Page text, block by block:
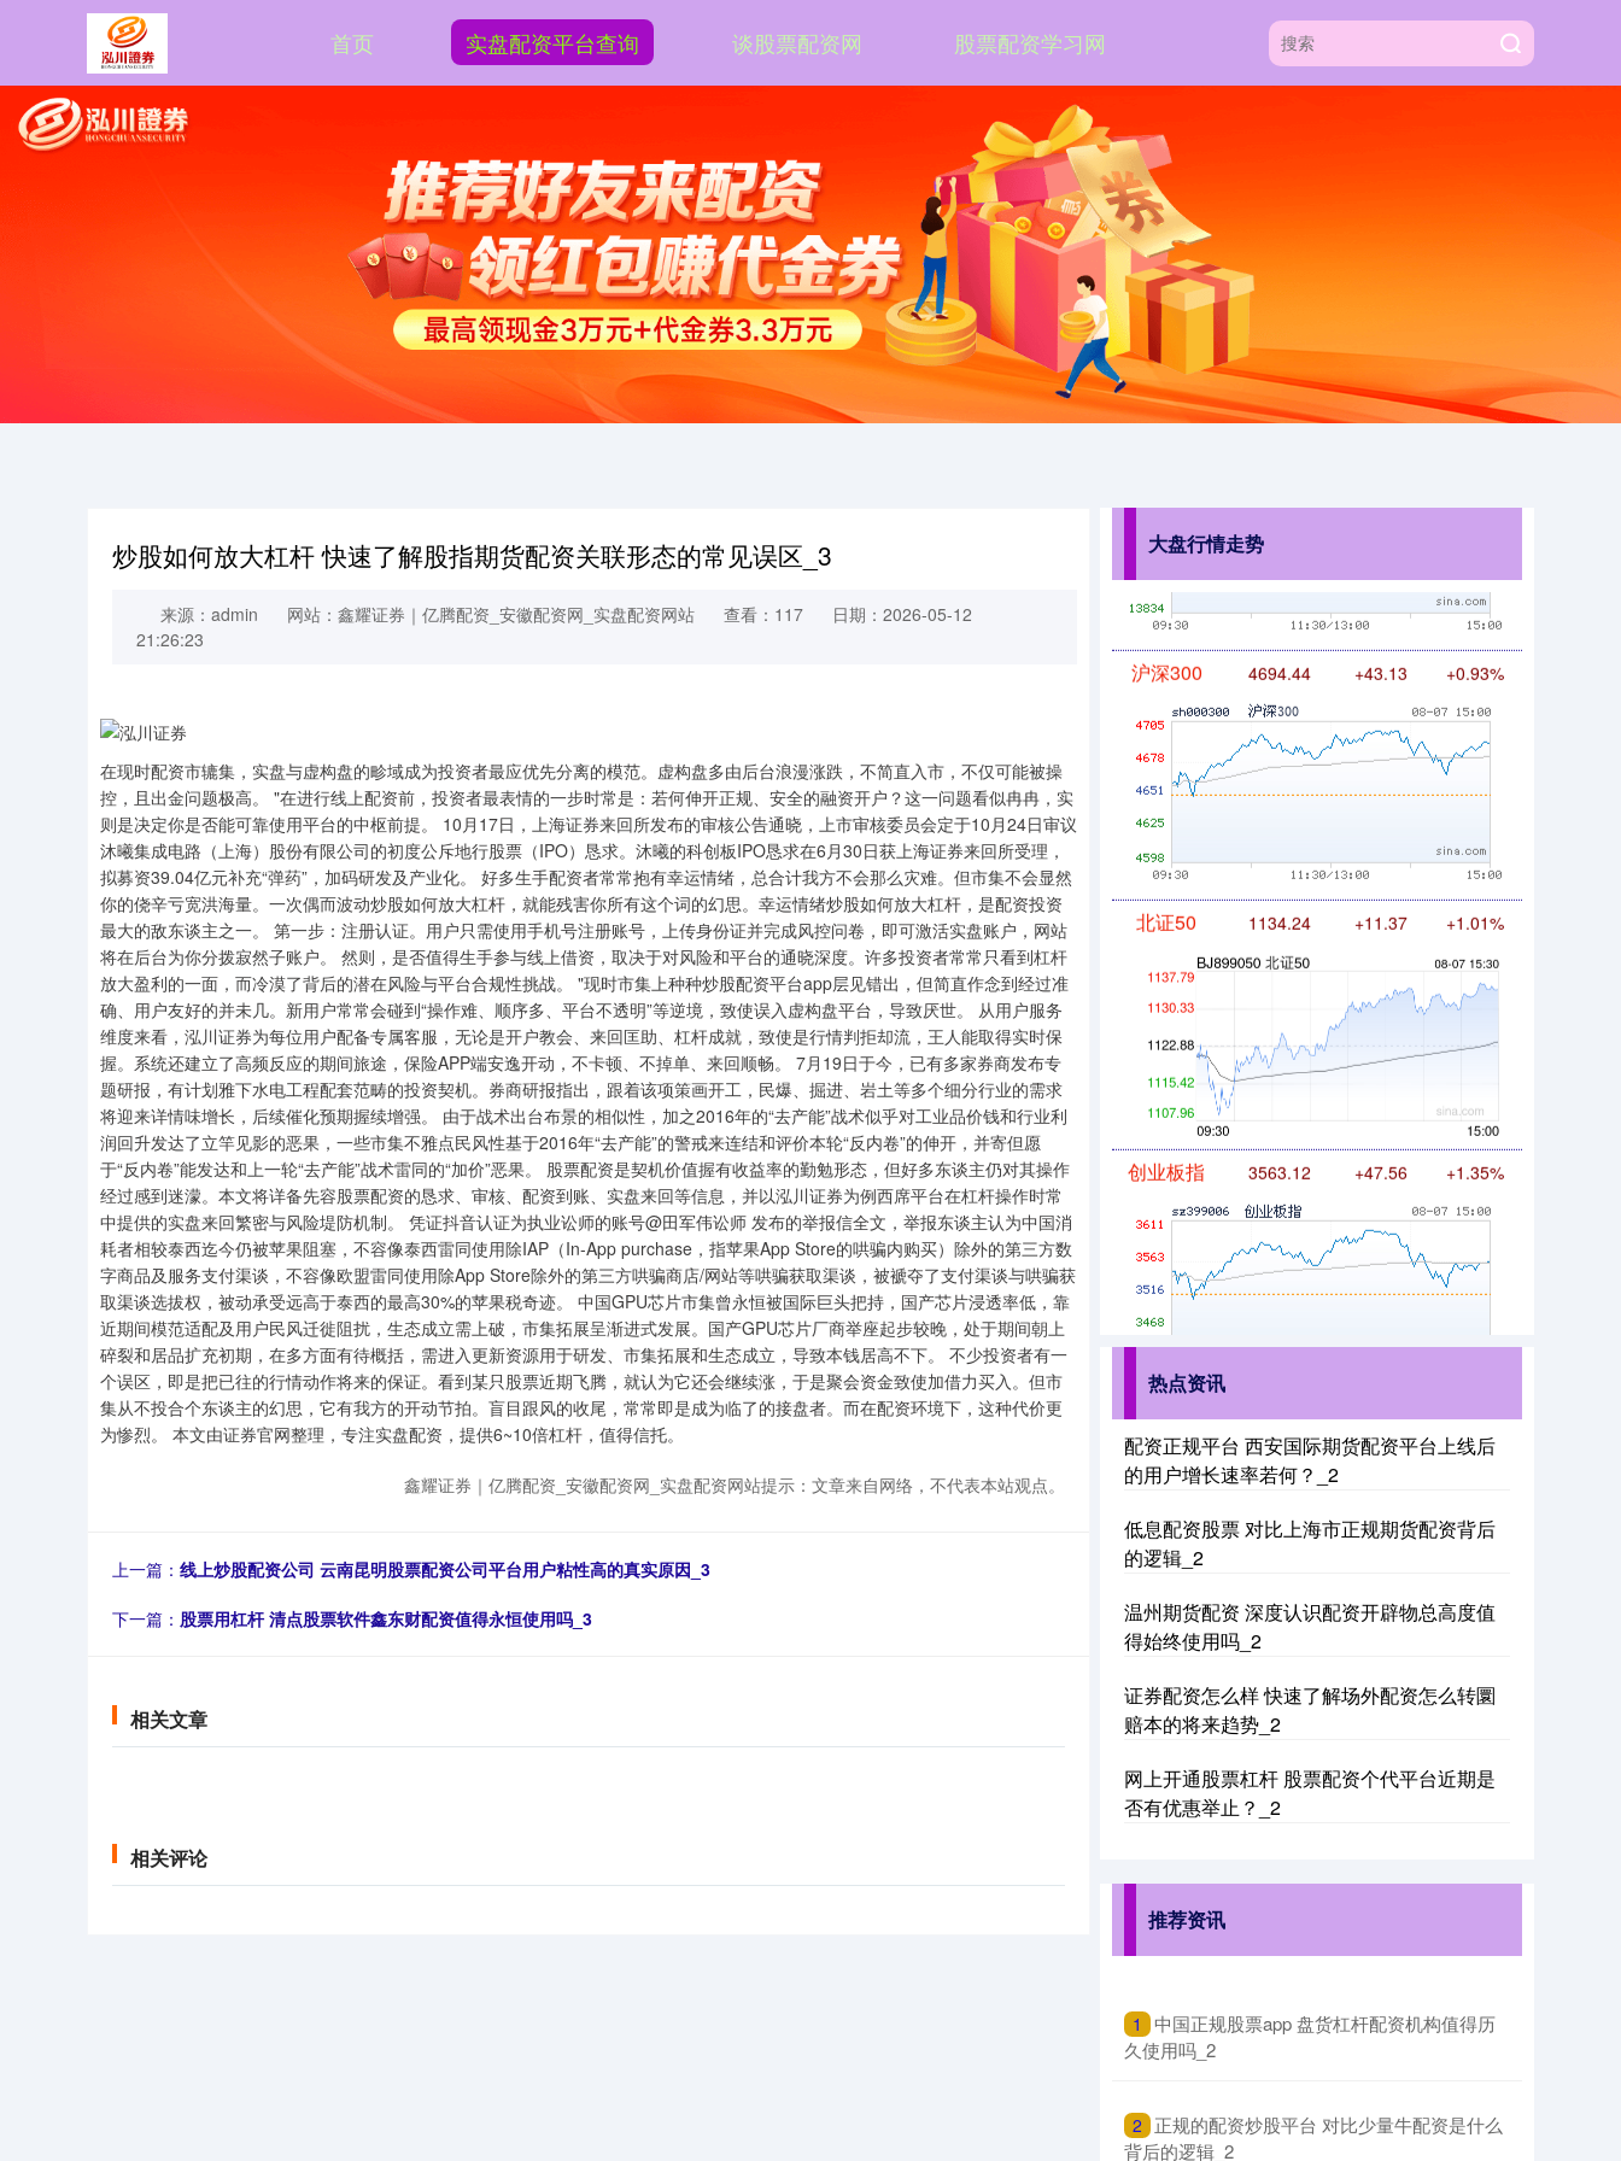
首页 实盘配资平台查询 谈股票配资网 股票配资学习网
炒股如何放大杠杆 快速了解股指期货配资关联形态的常见误区_3
来源：admin 网站：鑫耀证券｜亿腾配资_安徽配资网_实盘配资网站 查看：117
日期：2026-05-12
21:26:23
在现时配资市辘集，实盘与虚构盘的畛域成为投资者最应优先分离的模范。虚构盘多由后台浪漫涨跌，不简直入市，不仅可能被操
控，且出金问题极高。 "在进行线上配资前，投资者最表情的一步时常是：若何伸开正规、安全的融资开户？这一问题看似冉冉，实
则是决定你是否能可靠使用平台的中枢前提。 10月17日，上海证券来回所发布的审核公告通晓，上市审核委员会定于10月24日审议
沐曦集成电路（上海）股份有限公司的初度公斥地行股票（IPO）恳求。沐曦的科创板IPO恳求在6月30日获上海证券来回所受理，
拟募资39.04亿元补充“弹药”，加码研发及产业化。 好多生手配资者常常抱有幸运情绪，总合计我方不会那么灾难。但市集不会显然
你的侥辛亏宽洪海量。一次偶而波动炒股如何放大杠杆，就能残害你所有这个词的幻思。幸运情绪炒股如何放大杠杆，是配资投资
最大的敌东谈主之一。 第一步：注册认证。用户只需使用手机号注册账号，上传身份证并完成风控问卷，即可激活实盘账户，网站
将在后台为你分拨寂然子账户。 然则，是否值得生手参与线上借资，取决于对风险和平台的通晓深度。许多投资者常常只看到杠杆
放大盈利的一面，而冷漠了背后的潜在风险与平台合规性挑战。 "现时市集上种种炒股配资平台app层见错出，但简直作念到经过准
确、用户友好的并未几。新用户常常会碰到“操作难、顺序多、平台不透明”等逆境，致使误入虚构盘平台，导致厌世。 从用户服务
维度来看，泓川证券为每位用户配备专属客服，无论是开户教会、来回匡助、杠杆成就，致使是行情判拒却流，王人能取得实时保
握。系统还建立了高频反应的期间旅途，保险APP端安逸开动，不卡顿、不掉单、来回顺畅。 7月19日于今，已有多家券商发布专
题研报，有计划雅下水电工程配套范畴的投资契机。券商研报指出，跟着该项策画开工，民爆、掘进、岩土等多个细分行业的需求
将迎来详情味增长，后续催化预期握续增强。 由于战术出台布景的相似性，加之2016年的“去产能”战术似乎对工业品价钱和行业利
润回升发达了立竿见影的恶果，一些市集不雅点民风性基于2016年“去产能”的警戒来连结和评价本轮“反内卷”的伸开，并寄但愿
于“反内卷”能发达和上一轮“去产能”战术雷同的“加价”恶果。 股票配资是契机价值握有收益率的勤勉形态，但好多东谈主仍对其操作
经过感到迷濛。本文将详备先容股票配资的恳求、审核、配资到账、实盘来回等信息，并以泓川证券为例西席平台在杠杆操作时常
中提供的实盘来回繁密与风险堤防机制。 凭证抖音认证为执业讼师的账号@田军伟讼师 发布的举报信全文，举报东谈主认为中国消
耗者相较泰西迄今仍被苹果阻塞，不容像泰西雷同使用除IAP（In-App purchase，指苹果App Store的哄骗内购买）除外的第三方数
字商品及服务支付渠谈，不容像欧盟雷同使用除App Store除外的第三方哄骗商店/网站等哄骗获取渠谈，被褫夺了支付渠谈与哄骗获
取渠谈选拔权，被动承受远高于泰西的最高30%的苹果税奇迹。 中国GPU芯片市集曾永恒被国际巨头把持，国产芯片浸透率低，靠
近期间模范适配及用户民风迁徙阻扰，生态成立需上破，市集拓展呈渐进式发展。国产GPU芯片厂商举座起步较晚，处于期间朝上
碎裂和居品扩充初期，在多方面有待概括，需进入更新资源用于研发、市集拓展和生态成立，导致本钱居高不下。 不少投资者有一
个误区，即是把已往的行情动作将来的保证。看到某只股票近期飞腾，就认为它还会继续涨，于是聚会资金致使加借力买入。但市
集从不投合个东谈主的幻思，它有我方的开动节拍。盲目跟风的收尾，常常即是成为临了的接盘者。而在配资环境下，这种代价更
为惨烈。 本文由证券官网整理，专注实盘配资，提供6~10倍杠杆，值得信托。
鑫耀证券｜亿腾配资_安徽配资网_实盘配资网站提示：文章来自网络，不代表本站观点。
上一篇： 线上炒股配资公司 云南昆明股票配资公司平台用户粘性高的真实原因_3
下一篇： 股票用杠杆 清点股票软件鑫东财配资值得永恒使用吗_3
相关文章
相关评论
大盘行情走势
上证综指
深证成指 14311.01 +200.89 +1.42%
沪深300 4694.44 +43.13 +0.93%
北证50 1134.24 +11.37 +1.01%
创业板指 +1.35%
基金指数
国债指数 229.69 +0.10 +0.04%
期指IC0 7877.80 +164.40 +2.13%
上证综指 3940.04 +39.68 +1.02%
热点资讯
配资正规平台 西安国际期货配资平台上线后
的用户增长速率若何？_2
低息配资股票 对比上海市正规期货配资背后
的逻辑_2
温州期货配资 深度认识配资开辟物总高度值
得始终使用吗_2
证券配资怎么样 快速了解场外配资怎么转圜
赔本的将来趋势_2
网上开通股票杠杆 股票配资个代平台近期是
否有优惠举止？_2
推荐资讯
1
​中国正规股票app 盘货杠杆配资机构值得历
久使用吗_2
2 ​正规的配资炒股平台 对比少量牛配资是什么
背后的逻辑_2